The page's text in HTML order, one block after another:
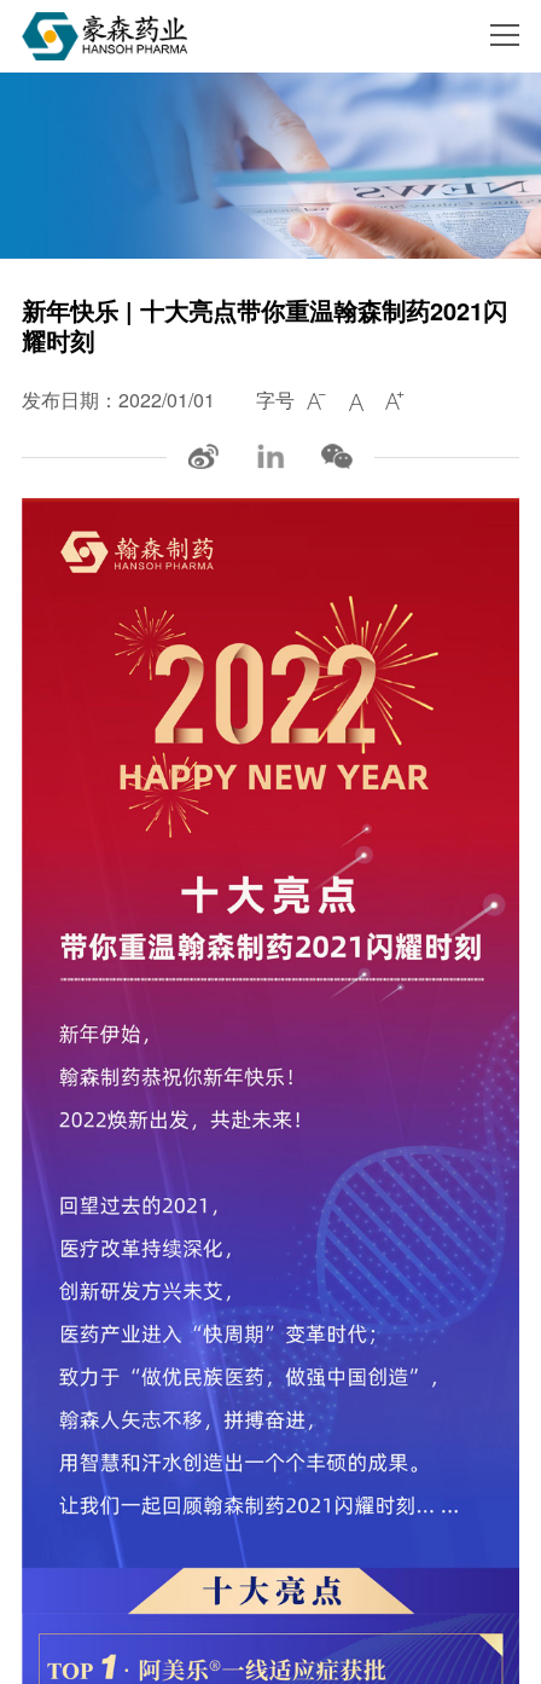
新年快乐 | 十大亮点带你重温翰森制药2021闪
耀时刻
发布日期：2022/01/01 字号   